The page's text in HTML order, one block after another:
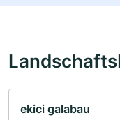
ekici galabau